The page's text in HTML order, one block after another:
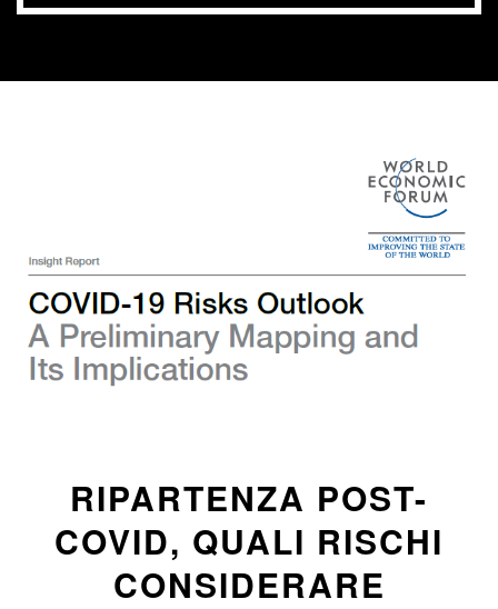
RIPARTENZA POST-
COVID, QUALI RISCHI
CONSIDERARE